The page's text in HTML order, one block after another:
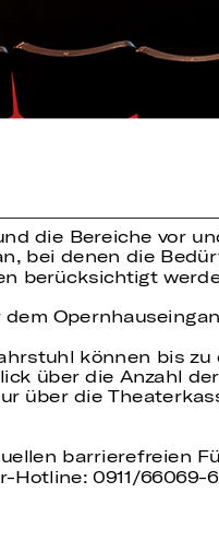
die Bereiche vor
bei denen die
berücksichtigt
können bis
über die Anzahl
über die
barrierefreien
Hotline: 0911/66069-